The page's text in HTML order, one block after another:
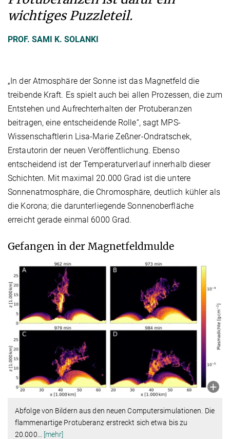
wichtiges Puzzleteil.
PROF. SAMI K. SOLANKI
„In der Atmosphäre der Sonne ist das Magnetfeld die
treibende Kraft. Es spielt auch bei allen Prozessen, die zum
Entstehen und Aufrechterhalten der Protuberanzen
beitragen, eine entscheidende Rolle“, sagt MPS-
Wissenschaftlerin Lisa-Marie Zeßner-Ondratschek,
Erstautorin der neuen Veröffentlichung. Ebenso
entscheidend ist der Temperaturverlauf innerhalb dieser
Schichten. Mit maximal 20.000 Grad ist die untere
Sonnenatmosphäre, die Chromosphäre, deutlich kühler als
die Korona; die darunterliegende Sonnenoberfläche
erreicht gerade einmal 6000 Grad.
Gefangen in der Magnetfeldmulde
Abfolge von Bildern aus den neuen Computersimulationen. Die
flammenartige Protuberanz erstreckt sich etwa bis zu
20.000
[mehr]